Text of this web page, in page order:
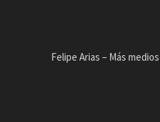
Felipe Arias – Más